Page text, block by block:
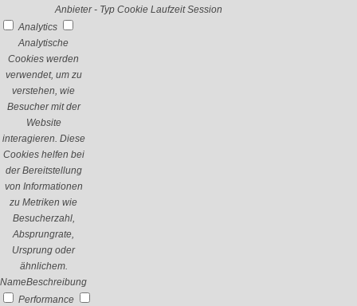
Anbieter - Typ Cookie Laufzeit Session
Analytics
Analytische
Cookies werden
verwendet, um zu
verstehen, wie
Besucher mit der
Website
interagieren. Diese
Cookies helfen bei
der Bereitstellung
von Informationen
zu Metriken wie
Besucherzahl,
Absprungrate,
Ursprung oder
ähnlichem.
NameBeschreibung
Performance